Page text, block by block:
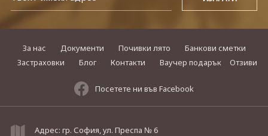
За нас Документи Почивки лято
Банкови сметки
Застраховки
Блог Контакти Ваучер подарък Отзиви
Посетете ни във Facebook
Адрес: гр. София, ул. Преспа № 6